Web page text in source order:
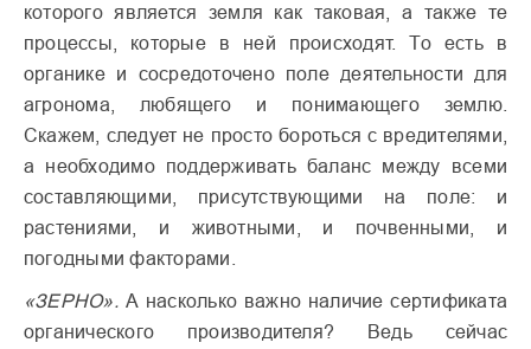
которого является земля как таковая, а также те
процессы, которые в ней происходят. То есть в
органике и сосредоточено поле деятельности для
агронома, любящего и понимающего землю.
Скажем, следует не просто бороться с вредителями,
а необходимо поддерживать баланс между всеми
составляющими, присутствующими на поле: и
растениями, и животными, и почвенными, и
погодными факторами.
«ЗЕРНО».А насколько важно наличие сертификата
органического производителя? Ведь сейчас